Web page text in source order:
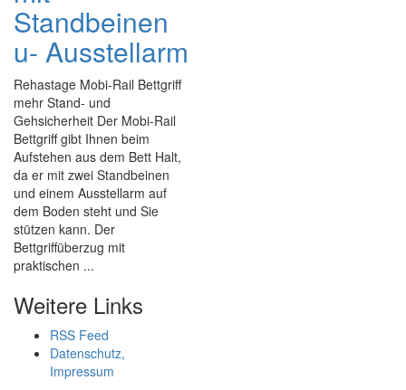
Standbeinen
u- Ausstellarm
Rehastage Mobi-Rail Bettgriff
mehr Stand- und
Gehsicherheit Der Mobi-Rail
Bettgriff gibt Ihnen beim
Aufstehen aus dem Bett Halt,
da er mit zwei Standbeinen
und einem Ausstellarm auf
dem Boden steht und Sie
stützen kann. Der
Bettgriffüberzug mit
praktischen ...
Weitere Links
RSS Feed
Datenschutz,
Impressum